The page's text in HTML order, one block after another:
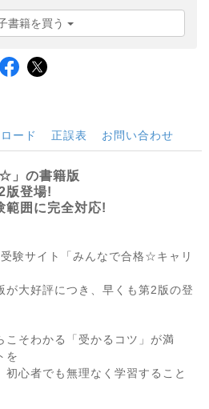
書籍を買う
ード 正誤表 お問い合わせ
」の書籍版
版登場!
範囲に完全対応!
験サイト「みんなで合格☆キャリ
が大好評につき、早くも第2版の登
こそわかる「受かるコツ」が満
を
心者でも無理なく学習すること